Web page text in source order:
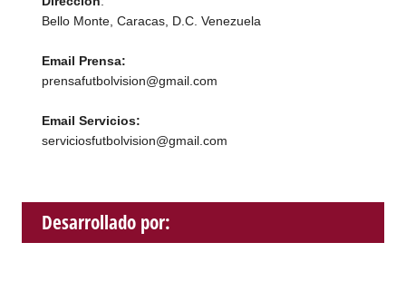
Bello Monte, Caracas, D.C. Venezuela
Email Prensa:
prensafutbolvision@gmail.com
Email Servicios:
serviciosfutbolvision@gmail.com
Desarrollado por: